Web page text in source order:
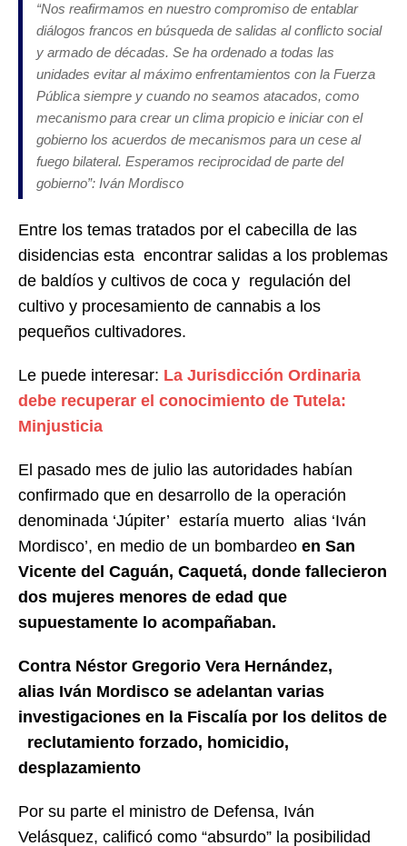
“Nos reafirmamos en nuestro compromiso de entablar
diálogos francos en búsqueda de salidas al conflicto social
y armado de décadas. Se ha ordenado a todas las
unidades evitar al máximo enfrentamientos con la Fuerza
Pública siempre y cuando no seamos atacados, como
mecanismo para crear un clima propicio e iniciar con el
gobierno los acuerdos de mecanismos para un cese al
fuego bilateral. Esperamos reciprocidad de parte del
gobierno”: Iván Mordisco
Entre los temas tratados por el cabecilla de las
disidencias esta encontrar salidas a los problemas
de baldíos y cultivos de coca y regulación del
cultivo y procesamiento de cannabis a los
pequeños cultivadores.
Le puede interesar: La Jurisdicción Ordinaria
debe recuperar el conocimiento de Tutela:
Minjusticia
El pasado mes de julio las autoridades habían
confirmado que en desarrollo de la operación
denominada ‘Júpiter’ estaría muerto alias ‘Iván
Mordisco’, en medio de un bombardeo en San
Vicente del Caguán, Caquetá, donde fallecieron
dos mujeres menores de edad que
supuestamente lo acompañaban.
Contra Néstor Gregorio Vera Hernández,
alias Iván Mordisco se adelantan varias
investigaciones en la Fiscalía por los delitos de
reclutamiento forzado, homicidio,
desplazamiento
Por su parte el ministro de Defensa, Iván
Velásquez, calificó como “absurdo” la posibilidad